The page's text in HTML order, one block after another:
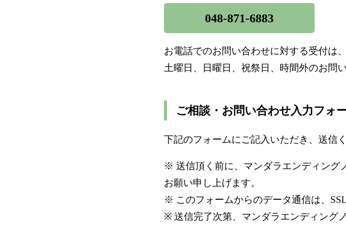
048-871-6883
お電話でのお問い合わせに対する受付は
土曜日、日曜日、祝祭日、時間外のお問
ご相談・お問い合わせ入力フォ
下記のフォームにご記入いただき、送信く
※ 送信頂く前に、マンダラエンディング
お願い申し上げます。
※ このフォームからのデータ通信は、
※ 送信完了次第、マンダラエンディング